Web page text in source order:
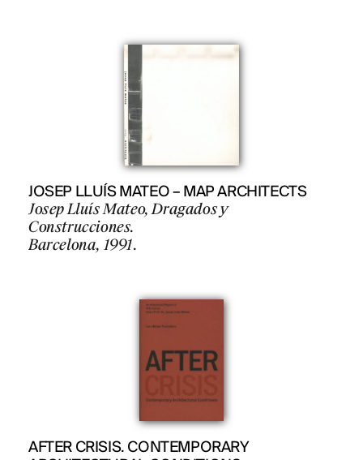
JOSEP LLUÍS MATEO – MAP ARCHITECTS
Josep Lluís Mateo, Dragados y
Construcciones.
Barcelona, 1991.
AFTER CRISIS. CONTEMPORARY